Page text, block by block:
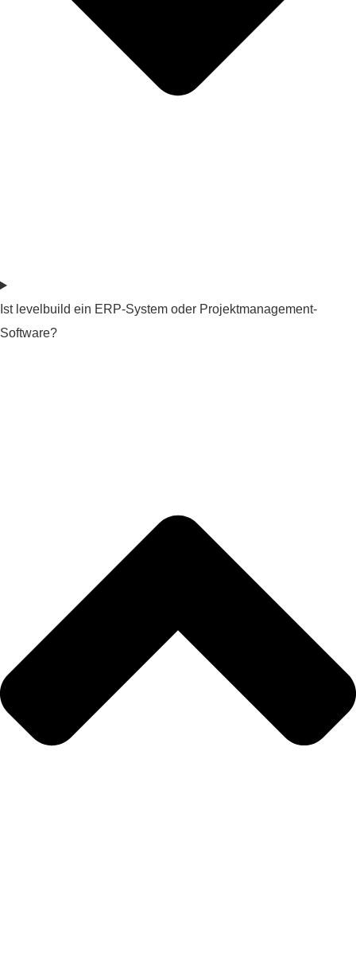
Ist levelbuild ein ERP-System oder Projektmanagement-
Software?